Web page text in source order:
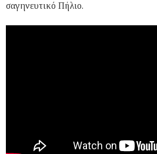
σαγηνευτικό Πήλιο.